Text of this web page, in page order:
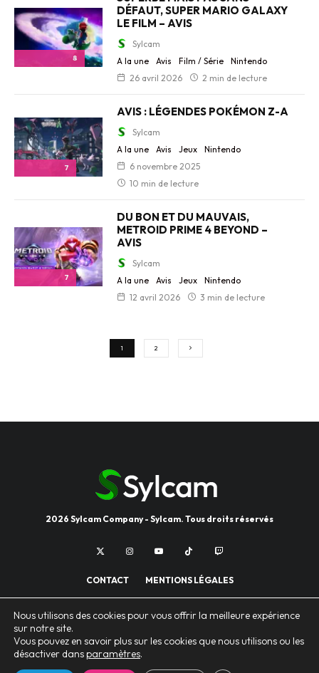
8
DÉFAUT, SUPER MARIO GALAXY
LE FILM – AVIS
Sylcam
A la une
Avis Film / Série
Nintendo
26 avril 2026
2 min de lecture
7
AVIS : LÉGENDES POKÉMON Z-A
Sylcam
A la une
Avis Jeux
Nintendo
6 novembre 2025
10 min de lecture
7
DU BON ET DU MAUVAIS,
METROID PRIME 4 BEYOND –
AVIS
Sylcam
A la une
Avis Jeux
Nintendo
12 avril 2026
3 min de lecture
1 2
2026 Sylcam Company - Sylcam. Tous droits réservés
CONTACT MENTIONS LÉGALES
Nous utilisons des cookies pour vous offrir la meilleure expérience
sur notre site.
Vous pouvez en savoir plus sur les cookies que nous utilisons ou les
désactiver dansparamètres.